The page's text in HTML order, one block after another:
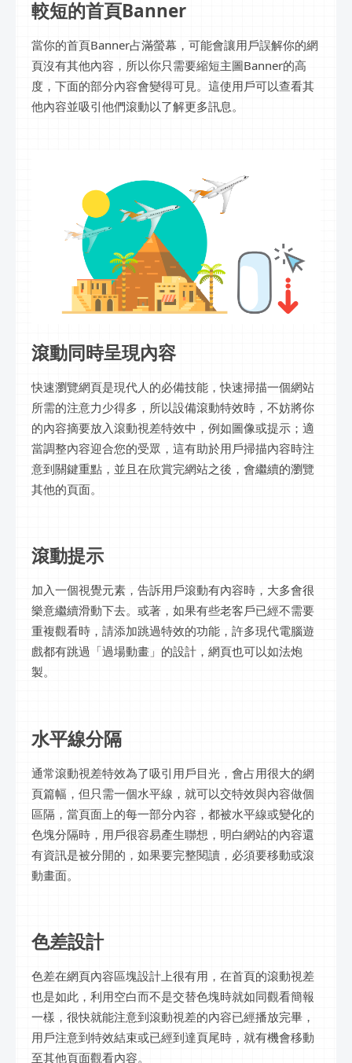
較短的首頁Banner
當你的首頁Banner占滿螢幕，可能會讓用戶誤解你的網
頁沒有其他內容，所以你只需要縮短主圖Banner的高
度，下面的部分內容會變得可見。這使用戶可以查看其
他內容並吸引他們滾動以了解更多訊息。
滾動同時呈現內容
快速瀏覽網頁是現代人的必備技能，快速掃描一個網站
所需的注意力少得多，所以設備滾動特效時，不妨將你
的內容摘要放入滾動視差特效中，例如圖像或提示；適
當調整內容迎合您的受眾，這有助於用戶掃描內容時注
意到關鍵重點，並且在欣賞完網站之後，會繼續的瀏覽
其他的頁面。
滾動提示
加入一個視覺元素，告訴用戶滾動有內容時，大多會很
樂意繼續滑動下去。或著，如果有些老客戶已經不需要
重複觀看時，請添加跳過特效的功能，許多現代電腦遊
戲都有跳過「過場動畫」的設計，網頁也可以如法炮
製。
水平線分隔
通常滾動視差特效為了吸引用戶目光，會占用很大的網
頁篇幅，但只需一個水平線，就可以交特效與內容做個
區隔，當頁面上的每一部分內容，都被水平線或變化的
色塊分隔時，用戶很容易產生聯想，明白網站的內容還
有資訊是被分開的，如果要完整閱讀，必須要移動或滾
動畫面。
色差設計
色差在網頁內容區塊設計上很有用，在首頁的滾動視差
也是如此，利用空白而不是交替色塊時就如同觀看簡報
一樣，很快就能注意到滾動視差的內容已經播放完畢，
用戶注意到特效結束或已經到達頁尾時，就有機會移動
至其他頁面觀看內容。